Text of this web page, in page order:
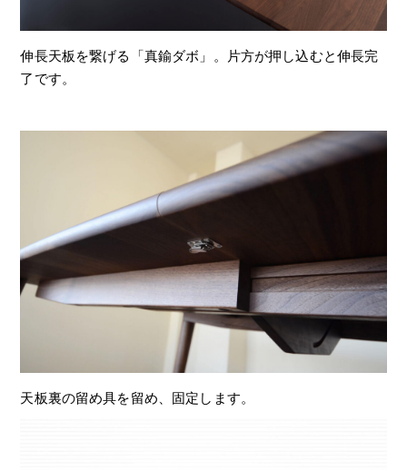
伸長天板を繋げる「真鍮ダボ」。片方が押し込むと伸長完
了です。
天板裏の留め具を留め、固定します。